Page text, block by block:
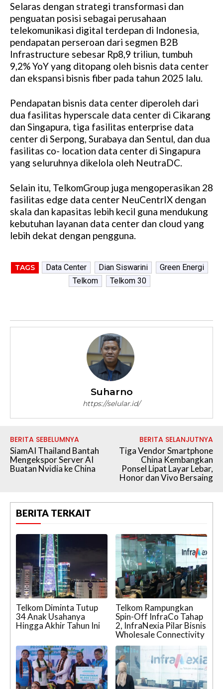
Selaras dengan strategi transformasi dan
penguatan posisi sebagai perusahaan
telekomunikasi digital terdepan di Indonesia,
pendapatan perseroan dari segmen B2B
Infrastructure sebesar Rp8,9 triliun, tumbuh
9,2% YoY yang ditopang oleh bisnis data center
dan ekspansi bisnis fiber pada tahun 2025 lalu.
Pendapatan bisnis data center diperoleh dari
dua fasilitas hyperscale data center di Cikarang
dan Singapura, tiga fasilitas enterprise data
center di Serpong, Surabaya dan Sentul, dan dua
fasilitas co- location data center di Singapura
yang seluruhnya dikelola oleh NeutraDC.
Selain itu, TelkomGroup juga mengoperasikan 28
fasilitas edge data center NeuCentrIX dengan
skala dan kapasitas lebih kecil guna mendukung
kebutuhan layanan data center dan cloud yang
lebih dekat dengan pengguna.
TAGS Data Center Dian Siswarini
Green Energi
Telkom
Telkom 30
Suharno
https://selular.id/
BERITA SEBELUMNYA
SiamAI Thailand Bantah
Mengekspor Server AI
Buatan Nvidia ke China
BERITA SELANJUTNYA
Tiga Vendor Smartphone
China Kembangkan
Ponsel Lipat Layar Lebar,
Honor dan Vivo Bersaing
BERITA TERKAIT
Telkom Diminta Tutup
34 Anak Usahanya
Hingga Akhir Tahun Ini
Telkom Rampungkan
Spin-Off InfraCo Tahap
2, InfraNexia Pilar Bisnis
Wholesale Connectivity